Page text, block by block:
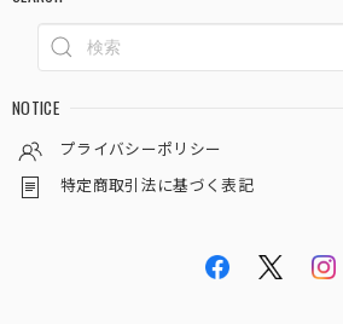
NOTICE
プライバシーポリシー
特定商取引法に基づく表記